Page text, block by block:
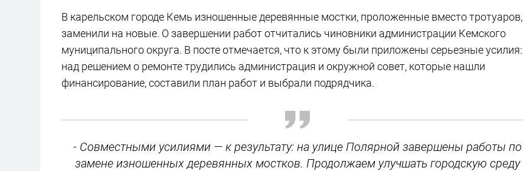
В карельском городе Кемь изношенные деревянные мостки, проложенные вместо тротуаров,
заменили на новые. О завершении работ отчитались чиновники администрации Кемского
муниципального округа. В посте отмечается, что к этому были приложены серьезные усилия:
над решением о ремонте трудились администрация и окружной совет, которые нашли
финансирование, составили план работ и выбрали подрядчика.
- Совместными усилиями — к результату: на улице Полярной завершены работы по
замене изношенных деревянных мостков. Продолжаем улучшать городскую среду